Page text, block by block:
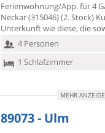
Ferienwohnung/App. für 4
Neckar (315046) (2. Stock)
Unterkunft wie diese, die
4 Personen
1 Schlafzimmer
MEHR
89073 - Ulm